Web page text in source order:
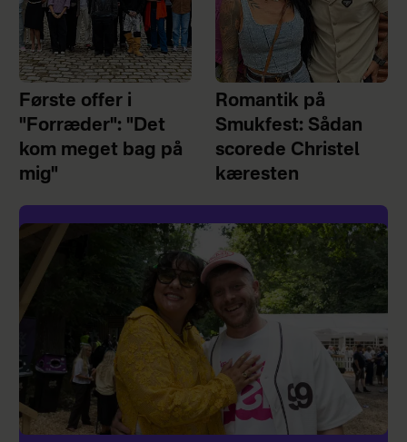
Første offer i
"Forræder": "Det
kom meget bag på
mig"
Romantik på
Smukfest: Sådan
scorede Christel
kæresten